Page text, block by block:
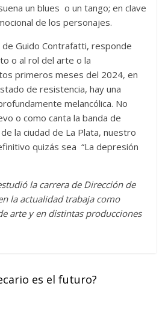
un blues o un tango; en clave
de los personajes.
de Guido Contrafatti, responde
o al rol del arte o la
primeros meses del 2024, en
de resistencia, hay una
melancólica. No
o como canta la banda de
la ciudad de La Plata, nuestro
quizás sea “La depresión
la carrera de Dirección de
la actualidad trabaja como
arte y en distintas producciones
es el futuro?